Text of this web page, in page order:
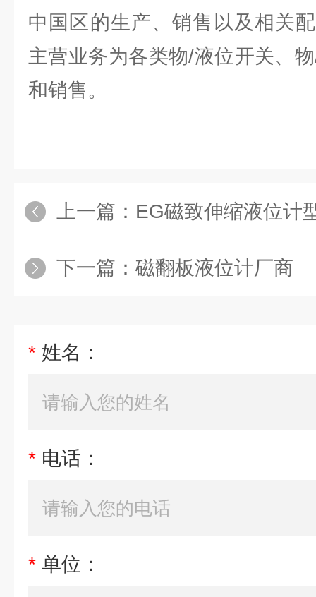
中国区的生产、销售以及相关
主营业务为各类物/液位开关、
和销售。
上一篇： EG磁致伸缩液位计
下一篇： 磁翻板液位计厂商
* 姓名：
* 电话：
* 单位：